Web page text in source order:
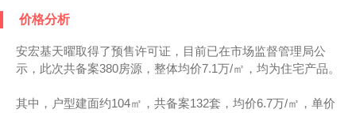
价格分析
安宏基天曜取得了预售许可证，目前已在市场监督管理局公
示，此次共备案380房源，整体均价7.1万/㎡，均为住宅产品。
其中，户型建面约104㎡，共备案132套，均价6.7万/㎡，单价